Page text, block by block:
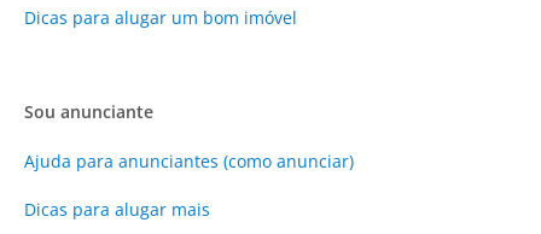
Dicas para alugar um bom imóvel
Sou anunciante
Ajuda para anunciantes (como anunciar)
Dicas para alugar mais